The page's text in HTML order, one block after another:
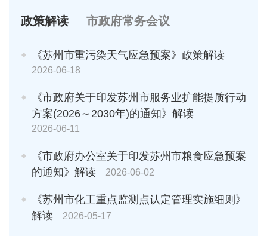
政策解读 市政府常务会议
《苏州市重污染天气应急预案》政策解读
2026-06-18
《市政府关于印发苏州市服务业扩能提质行动
方案(2026～2030年)的通知》解读
2026-06-11
《市政府办公室关于印发苏州市粮食应急预案
的通知》解读
2026-06-02
《苏州市化工重点监测点认定管理实施细则》
解读
2026-05-17